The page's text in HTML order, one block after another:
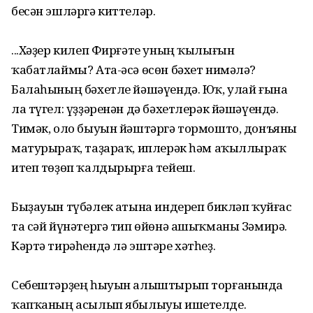
бесән эшләргә киттеләр.
...Хәҙер килеп Фирғәте уның ҡылығын
ҡабатлаймы? Ата-әсә өсөн бәхет нимәлә?
Балаһының бәхетле йәшәүендә. Юҡ, улай ғына
ла түгел: үҙҙәренән дә бәхетлерәк йәшәүендә.
Тимәк, оло быуын йәштәргә тормошто, донъяны
матурыраҡ, таҙараҡ, иплерәк һәм аҡыллыраҡ
итеп төҙөп ҡалдырырға тейеш.
Быҙауын түбәлек аҫтына индереп бикләп ҡуйғас
та сәй йүнәтергә тип өйөнә ашыҡманы Зәмирә.
Кәртә тирәһендә лә эштәре хәтһеҙ.
Себештәрҙең һыуын алыштырып торғанында
ҡапҡаның асылып ябылыуы ишетелде.